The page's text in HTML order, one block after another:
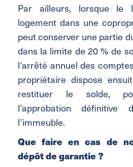
Par ailleurs, lorsque le
logement dans une
peut conserver une partie
dans la limite de 20 % de
l’arrêté annuel des
propriétaire dispose
restituer le solde,
l’approbation
l’immeuble.
Que faire en cas de
dépôt de garantie ?